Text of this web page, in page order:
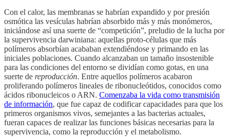
Con el calor, las membranas se habrían expandido y por presión
osmótica las vesículas habrían absorbido más y más monómeros,
iniciándose así una suerte de “competición”, preludio de la lucha por
la supervivencia darwiniana: aquellas proto-células que más
polímeros absorbían acababan extendiéndose y primando en las
iniciales poblaciones. Cuando alcanzaban un tamaño insostenible
para las condiciones del entorno se dividían como gotas, en una
suerte de reproducción. Entre aquellos polímeros acabaron
proliferando polímeros lineales de ribonucleótidos, conocidos como
ácidos ribonucleicos o ARN. Comenzaba la vida como transmisión
de información, que fue capaz de codificar capacidades para que los
primeros organismos vivos, semejantes a las bacterias actuales,
fueran capaces de realizar las funciones básicas necesarias para la
supervivencia, como la reproducción y el metabolismo.